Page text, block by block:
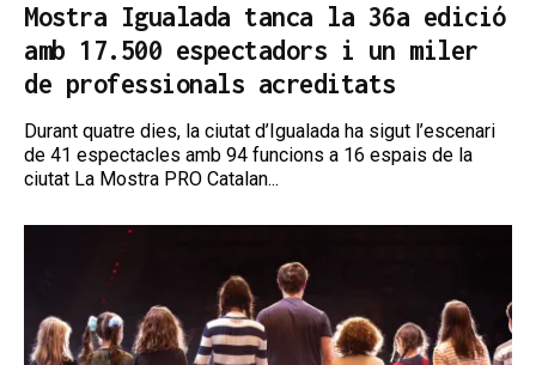
Mostra Igualada tanca la 36a edició
amb 17.500 espectadors i un miler
de professionals acreditats
Durant quatre dies, la ciutat d’Igualada ha sigut l’escenari
de 41 espectacles amb 94 funcions a 16 espais de la
ciutat La Mostra PRO Catalan...